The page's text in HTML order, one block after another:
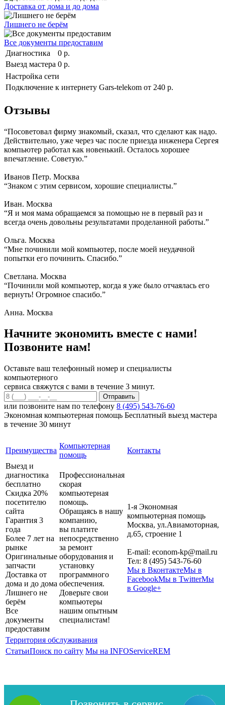
Доставка от дома и до дома
Лишнего не берём
Все документы предоставим
Диагностика
0 р.
Выезд мастера 0 р.
Настройка сети
Подключение к интернету Gars-telekom от 240 р.
Отзывы
“Посоветовал фирму знакомый, сказал, что сделают как надо.
Действительно, уже через час после приезда инженера Сергея
компьютер работал как новенький. Осталось хорошее
впечатление. Советую.”
Иванов Петр. Москва
“Знаком с этим сервисом, хорошие специалисты.”
Иван. Москва
“Я и моя мама обращаемся за помощью не в первый раз и
всегда очень довольны результатами проделанной работы.”
Ольга. Москва
“Мне починили мой компьютер, после моей неудачной
попытки его починить. Спасибо.”
Светлана. Москва
“Починили мой компьютер, когда я уже было отчаялась его
вернуть! Огромное спасибо.”
Анна. Москва
Начните экономить вместе с нами!
Позвоните нам!
Оставьте ваш телефонный номер и специалисты
компьютерного
сервиса свяжутся с вами в течение 3 минут.
или позвоните нам по телефону 8 (495) 543-76-60
Экономная компьютерная помощь Бесплатный выезд мастера
в течение 30 минут
Преимущества
Компьютерная
помощь
Контакты
Выезд и
диагностика
бесплатно
Скидка 20%
посетителю
сайта
Гарантия 3
года
Более 7 лет на
рынке
Оригинальные
запчасти
Доставка от
дома и до дома
Лишнего не
берём
Все
документы
предоставим
Профессиональная
скорая
компьютерная
помощь.
Обращаясь в нашу
компанию,
вы платите
непосредственно
за ремонт
оборудования и
установку
программного
обеспечения.
Доверьте свои
компьютеры
нашим опытным
специалистам!
1-я Экономная
компьютерная помощь
Москва, ул.Авиамоторная,
д.65, строение 1
E-mail: econom-kp@mail.ru
Тел: 8 (495) 543-76-60
Мы в ВконтактеМы в
FacebookМы в TwitterМы
в Google+
Территория обслуживания
СтатьиПоиск по сайту Мы на INFOServiceREM
Copyright 2026| 1-я Компьютерная помощь. Сайт не является